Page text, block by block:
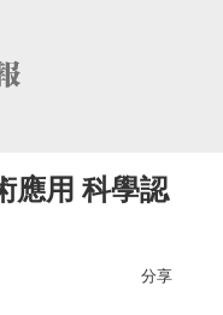
應用 科學認
分享